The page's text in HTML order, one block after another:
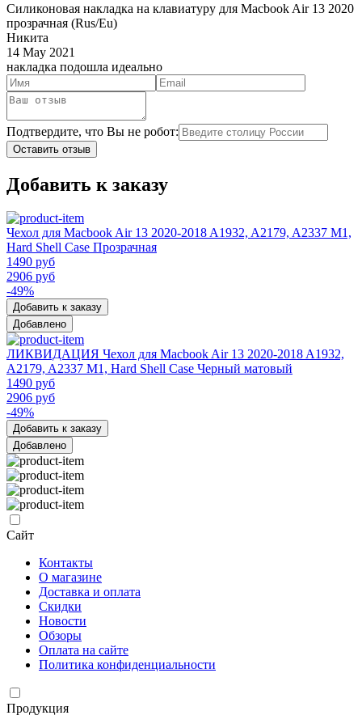
Силиконовая накладка на клавиатуру для Macbook Air 13 2020
прозрачная (Rus/Eu)
Никита
14 May 2021
накладка подошла идеально
Подтвердите, что Вы не робот:
Оставить отзыв
Добавить к заказу
Чехол для Macbook Air 13 2020-2018 A1932, A2179, A2337 M1,
Hard Shell Case Прозрачная
1490 руб
2906 руб
-49%
Добавить к заказу
Добавлено
ЛИКВИДАЦИЯ Чехол для Macbook Air 13 2020-2018 A1932,
A2179, A2337 M1, Hard Shell Case Черный матовый
1490 руб
2906 руб
-49%
Добавить к заказу
Добавлено
Сайт
Контакты
О магазине
Доставка и оплата
Скидки
Новости
Обзоры
Оплата на сайте
Политика конфиденциальности
Продукция